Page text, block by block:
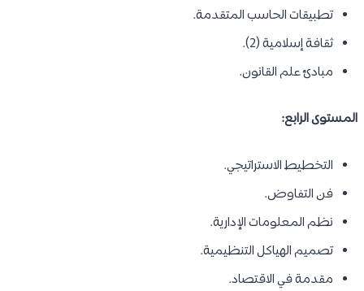
تطبيقات الحاسب المتقدمة.
ثقافة إسلامية (2).
مبادئ علم القانون.
المستوى الرابع:
التخطيط الاستراتيجي.
فن التفاوض.
نظم المعلومات الإدارية.
تصميم الهياكل التنظيمية.
مقدمة في الاقتصاد.